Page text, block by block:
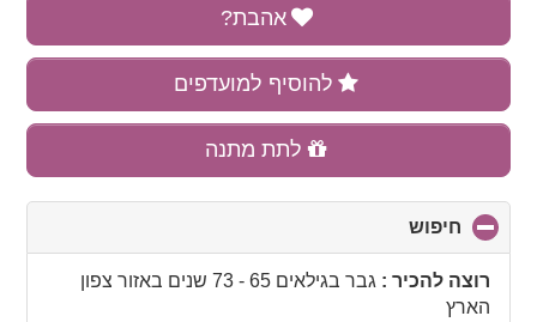
אהבת?
להוסיף למועדפים
לתת מתנה
חיפוש
to
collapseרוצה להכיר : גבר בגילאים 65 - 73 שנים באזור צפון
הארץ